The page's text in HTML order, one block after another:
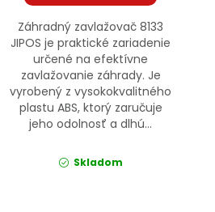
Záhradný zavlažovač 8133
JIPOS je praktické zariadenie
určené na efektívne
zavlažovanie záhrady. Je
vyrobený z vysokokvalitného
plastu ABS, ktorý zaručuje
jeho odolnosť a dlhú...
Skladom